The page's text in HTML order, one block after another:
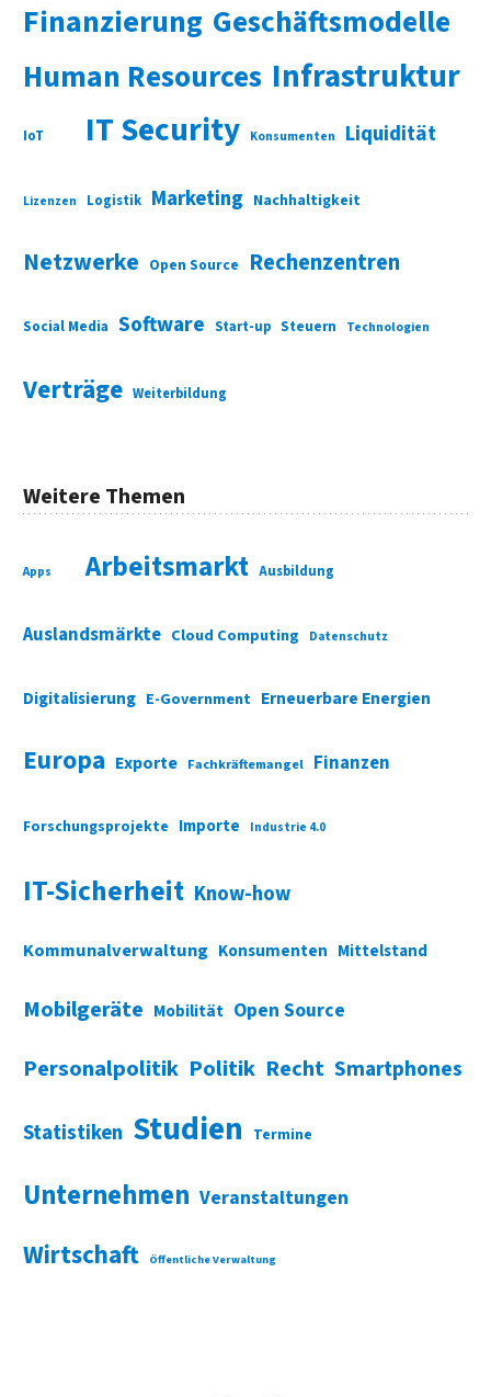
Finanzierung Geschäftsmodelle
Human Resources Infrastruktur
IoT IT Security Konsumenten Liquidität
Lizenzen Logistik Marketing Nachhaltigkeit
Netzwerke Open Source Rechenzentren
Social Media Software Start-up Steuern Technologien
Verträge Weiterbildung
Weitere Themen
Apps Arbeitsmarkt Ausbildung
Auslandsmärkte Cloud Computing Datenschutz
Digitalisierung E-Government Erneuerbare Energien
Europa Exporte Fachkräftemangel Finanzen
Forschungsprojekte Importe Industrie 4.0
IT-Sicherheit Know-how
Kommunalverwaltung Konsumenten Mittelstand
Mobilgeräte Mobilität Open Source
Personalpolitik Politik Recht Smartphones
Statistiken Studien Termine
Unternehmen Veranstaltungen
Wirtschaft Öffentliche Verwaltung